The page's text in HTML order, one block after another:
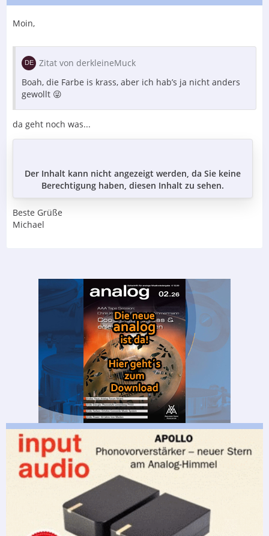
Moin,
Zitat von derkleineMuck
Boah, die Farbe is krass, aber ich hab’s ja nicht anders
gewollt 😜
da geht noch was...
Der Inhalt kann nicht angezeigt werden, da Sie keine
Berechtigung haben, diesen Inhalt zu sehen.
Beste Grüße
Michael